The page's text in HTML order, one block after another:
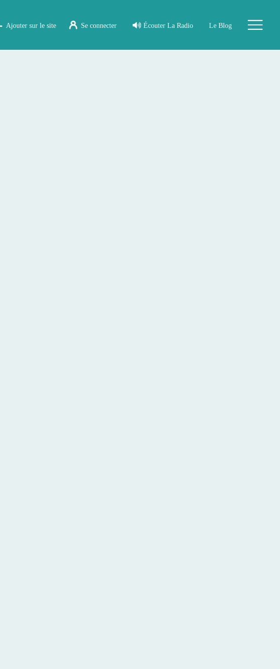
Ajouter sur le site Se connecter Écouter La Radio Le Blog